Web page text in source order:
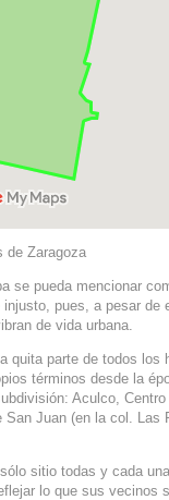
de Zaragoza
se pueda mencionar
pues, a pesar de
de vida urbana.
parte de todos los
términos desde la
Aculco,
Juan (en la col. Las
sitio todas y cada
lo que sus vecinos